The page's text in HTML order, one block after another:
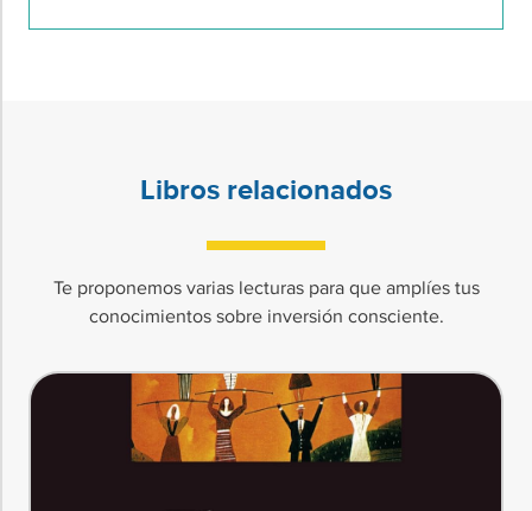
Libros relacionados
Te proponemos varias lecturas para que amplíes tus
conocimientos sobre inversión consciente.